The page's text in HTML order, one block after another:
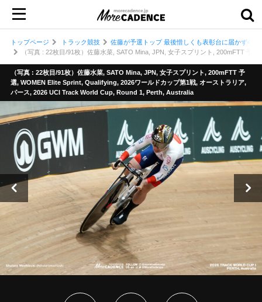
トップページ トラック競技
佐藤が予選トップ 最後惜しくも表彰台に届かず4位
（写真 : 22枚目/91枚）佐藤水菜, SATO Mina, JPN, 女子スプリント, 200mFTT 予
（写真 : 22枚目/91枚）佐藤水菜, SATO Mina, JPN, 女子スプリント, 200mFTT 予
選, WOMEN Elite Sprint, Qualifying, 2026ワールドカップ第1戦, オーストラリア,
パース, 2026 UCI Track World Cup, Round 1, Perth, Australia